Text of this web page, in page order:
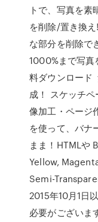
トで、写真を素
を削除/置き換
な部分を削除で
1000%まで写真
料ダウンロード
成！ スケッチ
像加工・ページ
を使って、バナ
まま！HTMLや
Yellow,
Semi-
2015年10月1日
必要がございま